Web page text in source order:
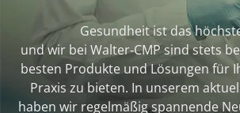
Gesundheit ist das
und wir bei Walter‑CMP sind stets
besten Produkte und Lösungen für
Praxis zu bieten. In unserem
haben wir regelmäßig spannende